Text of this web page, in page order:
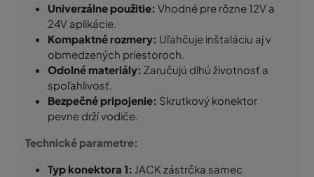
Univerzálne použitie: Vhodné pre rôzne 12V a
24V aplikácie.
Kompaktné rozmery: Uľahčuje inštaláciu aj v
obmedzených priestoroch.
Odolné materiály: Zaručujú dlhú životnosť a
spoľahlivosť.
Bezpečné pripojenie: Skrutkový konektor
pevne drží vodiče.
Technické parametre:
Typ konektora 1: JACK zástrčka samec